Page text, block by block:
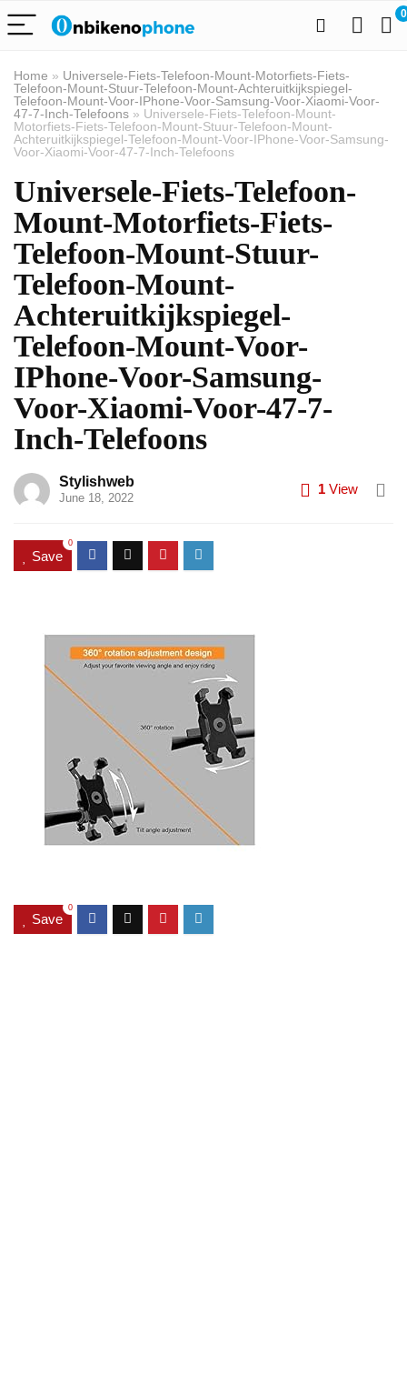
0
Home » Universele-Fiets-Telefoon-Mount-Motorfiets-Fiets-
Telefoon-Mount-Stuur-Telefoon-Mount-Achteruitkijkspiegel-
Telefoon-Mount-Voor-IPhone-Voor-Samsung-Voor-Xiaomi-Voor-
47-7-Inch-Telefoons » Universele-Fiets-Telefoon-Mount-
Motorfiets-Fiets-Telefoon-Mount-Stuur-Telefoon-Mount-
Achteruitkijkspiegel-Telefoon-Mount-Voor-IPhone-Voor-Samsung-
Voor-Xiaomi-Voor-47-7-Inch-Telefoons
Universele-Fiets-Telefoon-
Mount-Motorfiets-Fiets-
Telefoon-Mount-Stuur-
Telefoon-Mount-
Achteruitkijkspiegel-
Telefoon-Mount-Voor-
IPhone-Voor-Samsung-
Voor-Xiaomi-Voor-47-7-
Inch-Telefoons
Stylishweb
June 18, 2022
1 View
Save
0
Save
0